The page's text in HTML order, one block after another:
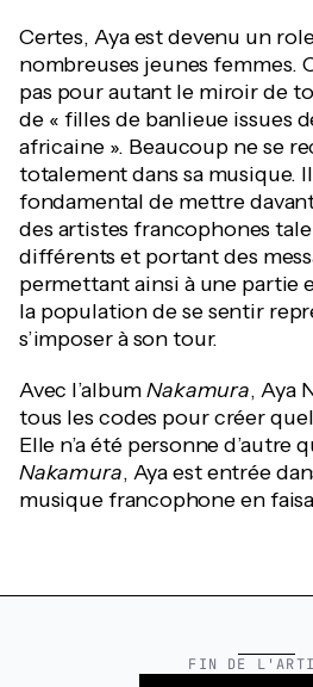
Certes, Aya est devenu un
nombreuses jeunes femmes.
pas pour autant le miroir de
de « filles de banlieue issues
africaine ». Beaucoup ne se
totalement dans sa musique.
fondamental de mettre
des artistes francophones
différents et portant des
permettant ainsi à une partie
la population de se sentir
s’imposer à son tour.
Avec l’albumNakamura, Aya
tous les codes pour créer
Elle n’a été personne d’autre
Nakamura, Aya est entrée
musique francophone en
FIN DE